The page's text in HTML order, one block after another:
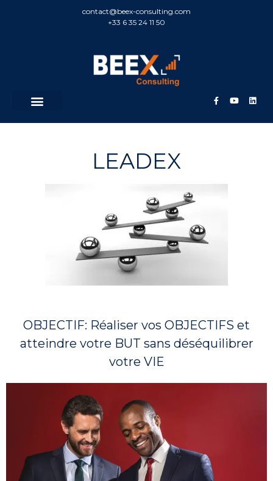
contact@beex-consulting.com
+33 6 35 24 11 50
LEADEX
OBJECTIF: Réaliser vos OBJECTIFS et
atteindre votre BUT sans déséquilibrer
votre VIE